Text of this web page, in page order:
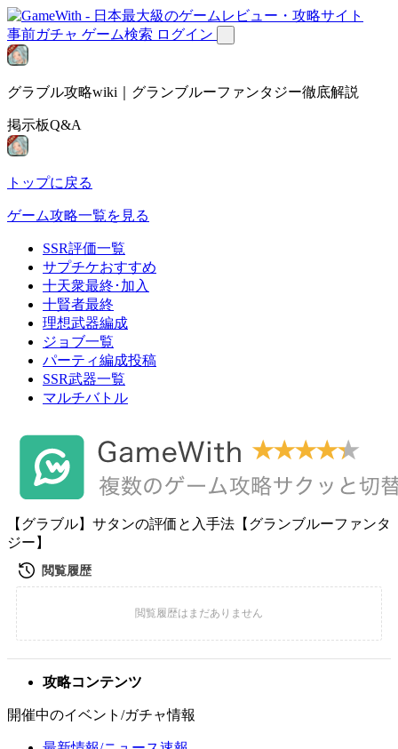
事前ガチャ ゲーム検索 ログイン
グラブル攻略wiki｜グランブルーファンタジー徹底解説
掲示板Q&A
トップに戻る
ゲーム攻略一覧を見る
SSR評価一覧
サプチケおすすめ
十天衆最終･加入
十賢者最終
理想武器編成
ジョブ一覧
パーティ編成投稿
SSR武器一覧
マルチバトル
【グラブル】サタンの評価と入手法【グランブルーファンタ
ジー】
攻略コンテンツ
開催中のイベント/ガチャ情報